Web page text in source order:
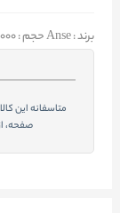
برند : Anse حجم : 1000 میلی لیتر
متاسفانه این
صفحه،